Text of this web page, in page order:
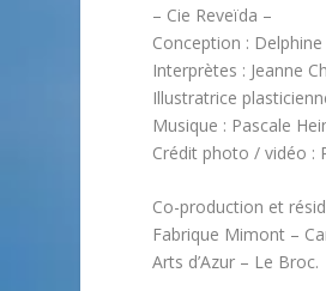
– Cie Reveïda –
Conception :
Interprètes : Jeanne
Illustratrice
Musique : Pascale
Crédit photo / vidéo :
Co-production et
Fabrique Mimont –
Arts d’Azur – Le Broc.